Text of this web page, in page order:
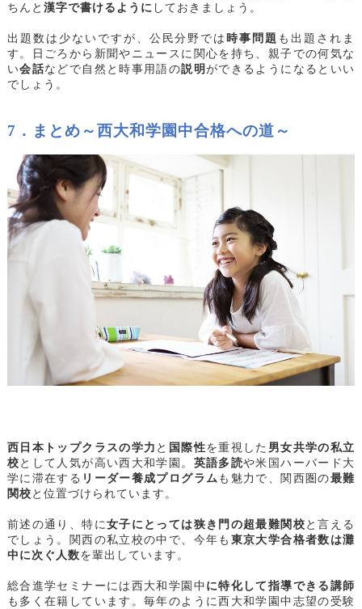
ちんと 漢字で書けるように しておきましょう。
出題数は少ないですが、公民分野では 時事問題 も出題されま
す。日ごろから新聞やニュースに関心を持ち、親子での何気な
い会話などで自然と時事用語の説明 ができるようになるといい
でしょう。
7 ．まとめ～西大和学園中合格への道～
西日本トップクラスの学力 と 国際性を重視した 男女共学の私立
校 として人気が高い西大和学園。 英語多読や米国ハーバード大
学に滞在する リーダー養成プログラム も魅力で、関西圏の最難
関校 と位置づけられています。
前述の通り、特に女子にとっては狭き門の超最難関校 と言える
でしょう。関西の私立校の中で、今年も 東京大学合格者数は灘
中に次ぐ人数を輩出しています。
総合進学セミナーには西大和学園中 に特化して指導できる講師
も多く在籍しています。毎年のように西大和学園中志望の受験